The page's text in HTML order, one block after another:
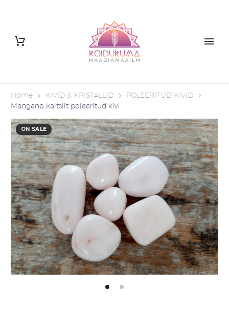
Home KIVID & KRISTALLID
POLEERITUD KIVID
Mangano kaltsiit poleeritud kivi
ON SALE